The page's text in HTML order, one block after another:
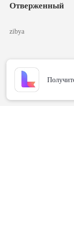
Отверженный
zibya